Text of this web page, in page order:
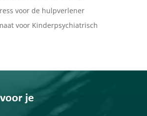
voor de hulpverlener
voor Kinderpsychiatrisch
je